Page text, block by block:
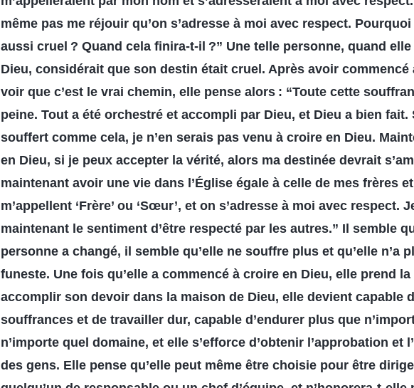
même pas me réjouir qu’on s’adresse à moi avec respect.
aussi cruel ? Quand cela finira-t-il ?” Une telle personne, quand
Dieu, considérait que son destin était cruel. Après avoir commencé
voir que c’est le vrai chemin, elle pense alors : “Toute cette
peine. Tout a été orchestré et accompli par Dieu, et Dieu a bien fait.
souffert comme cela, je n’en serais pas venu à croire en Dieu.
en Dieu, si je peux accepter la vérité, alors ma destinée devrait
maintenant avoir une vie dans l’Église égale à celle de mes frères
m’appellent ‘Frère’ ou ‘Sœur’, et on s’adresse à moi avec respect.
maintenant le sentiment d’être respecté par les autres.” Il semble
personne a changé, il semble qu’elle ne souffre plus et qu’elle n’a
funeste. Une fois qu’elle a commencé à croire en Dieu, elle prend
accomplir son devoir dans la maison de Dieu, elle devient capable
souffrances et de travailler dur, capable d’endurer plus que
n’importe quel domaine, et elle s’efforce d’obtenir l’approbation et
des gens. Elle pense qu’elle peut même être choisie pour être